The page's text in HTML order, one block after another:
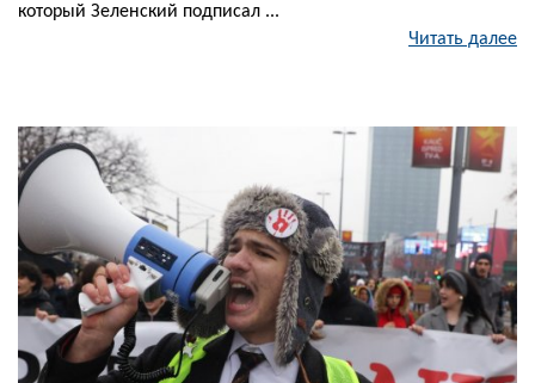
который Зеленский подписал ...
Читать далее